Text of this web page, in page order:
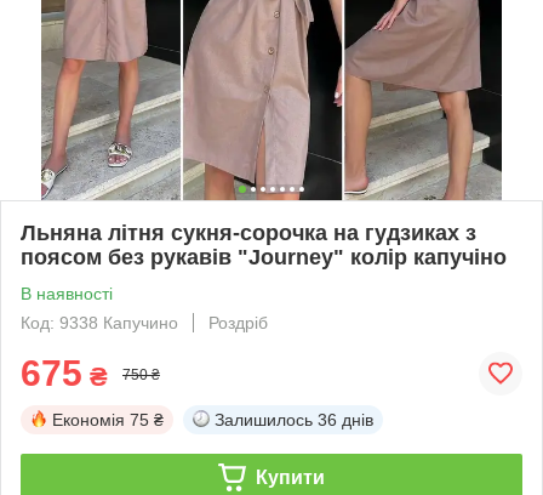
Льняна літня сукня-сорочка на гудзиках з
поясом без рукавів "Journey" колір капучіно
В наявності
Код: 9338 Капучино
Роздріб
675 ₴ 750 ₴
Економія 75 ₴ Залишилось 36 днів
Купити